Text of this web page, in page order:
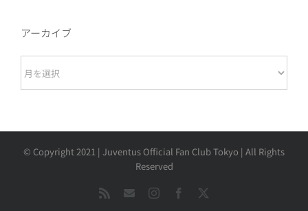
アーカイブ
ー
© Copyright 2021 | Juventus Official Fan Club Tokyo | All Rights
Reserved
Rss
お
InstagramFacebook